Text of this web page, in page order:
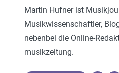
Martin Hufner ist
Musikwissenschaftler,
nebenbei die Online-
musikzeitung.